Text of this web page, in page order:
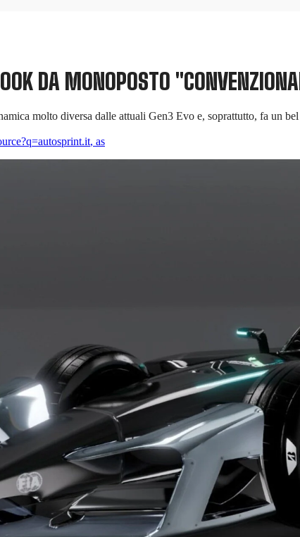
DA MONOPOSTO
molto diversa dalle attuali Gen3 Evo e, soprattutto, fa un
, as